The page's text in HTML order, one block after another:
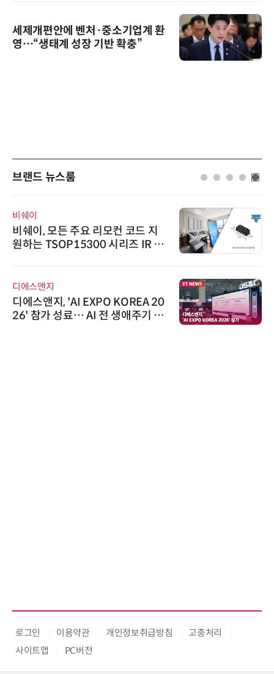
세제개편안에 벤처·중소기업계 환
영…“생태계 성장 기반 확충”
브랜드 뉴스룸
비쉐이
비쉐이, 모든 주요 리모컨 코드 지
원하는 TSOP15300 시리즈 IR 수
디에스앤지
디에스앤지, 'AI EXPO KOREA 20
26' 참가 성료… AI 전 생애주기 아
로그인 이용약관 개인정보취급방침
고충처리
사이트맵
PC버전